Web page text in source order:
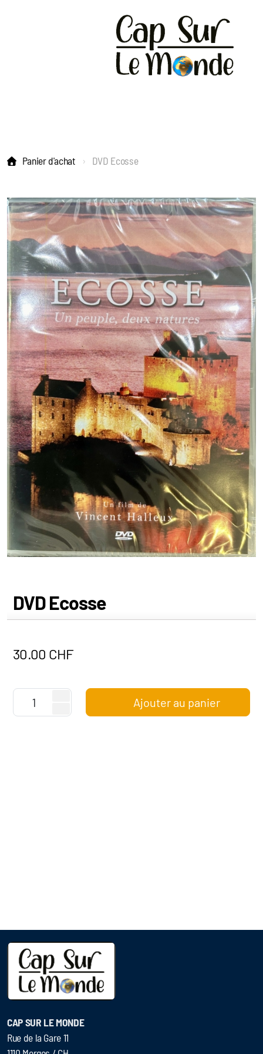
Panier d'achat DVD Ecosse
DVD Ecosse
30.00 CHF
Ajouter au panier
CAP SUR LE MONDE
Rue de la Gare 11